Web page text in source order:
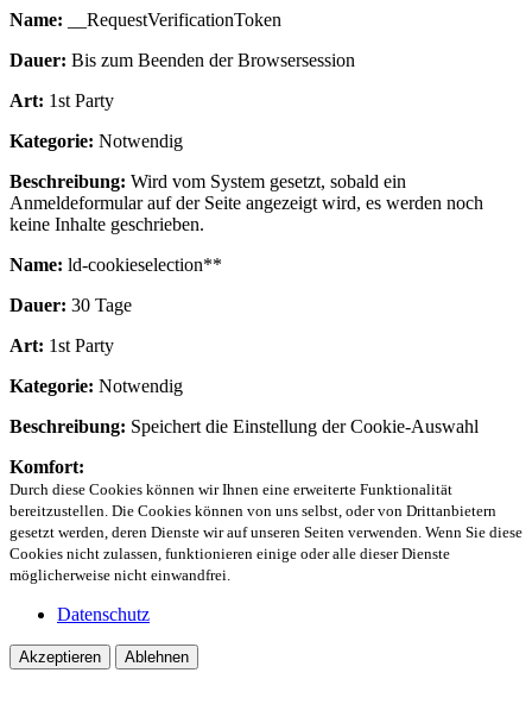
Name: __RequestVerificationToken
Dauer: Bis zum Beenden der Browsersession
Art: 1st Party
Kategorie: Notwendig
Beschreibung: Wird vom System gesetzt, sobald ein
Anmeldeformular auf der Seite angezeigt wird, es werden noch
keine Inhalte geschrieben.
Name: ld-cookieselection**
Dauer: 30 Tage
Art: 1st Party
Kategorie: Notwendig
Beschreibung: Speichert die Einstellung der Cookie-Auswahl
Komfort:
Durch diese Cookies können wir Ihnen eine erweiterte Funktionalität
bereitzustellen. Die Cookies können von uns selbst, oder von Drittanbietern
gesetzt werden, deren Dienste wir auf unseren Seiten verwenden. Wenn Sie diese
Cookies nicht zulassen, funktionieren einige oder alle dieser Dienste
möglicherweise nicht einwandfrei.
Datenschutz
Akzeptieren Ablehnen